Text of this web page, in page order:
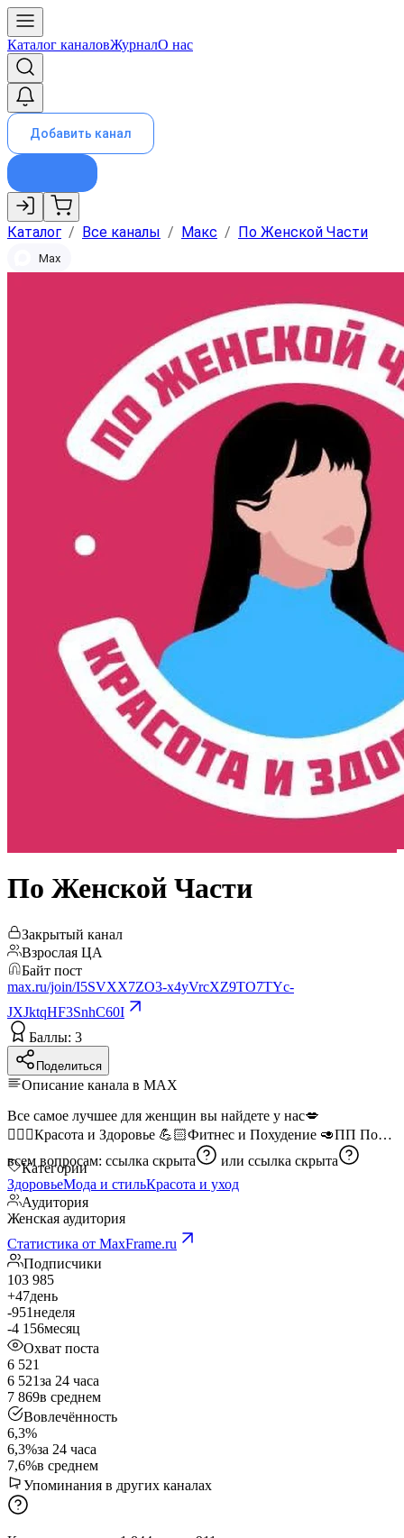
Каталог каналовЖурналО нас
Добавить канал
Каталог / Все каналы / Макс / По Женской Части
Max
По Женской Части
Закрытый канал
Взрослая ЦА
Байт пост
max.ru/join/I5SVXX7ZO3-x4yVrcXZ9TO7TYc-
JXJktqHF3SnhC60I
Баллы: 3
Поделиться
Описание канала в MAX
Все самое лучшее для женщин вы найдете у нас💋
💆🏻‍♀️Красота и Здоровье 💪🏻Фитнес и Похудение 🥑ПП По
всем вопросам: ссылка скрыта или ссылка скрыта
Категории
ЗдоровьеМода и стильКрасота и уход
Аудитория
Женская аудитория
Статистика от MaxFrame.ru
Подписчики
103 985
+47день
-951неделя
-4 156месяц
Охват поста
6 521
6 521за 24 часа
7 869в среднем
Вовлечённость
6,3%
6,3%за 24 часа
7,6%в среднем
Упоминания в других каналах